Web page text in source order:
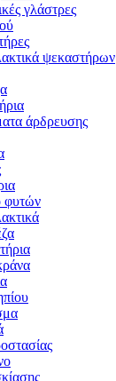
γλάστρες
ψεκαστήρων
άρδρευσης
φυτών